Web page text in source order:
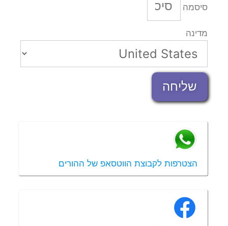
סיסמה
מדינה
שליחה
הצטרפות לקבוצת הווטסאפ של ההורים